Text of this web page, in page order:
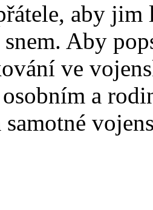
aby
snem. Aby
ve
a
samotné